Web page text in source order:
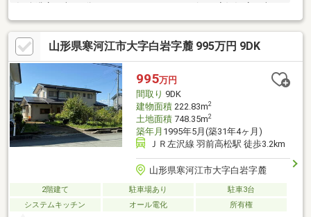
1分■チェリーランド 車で1分■クラッピンサガエ 車で1分
山形県寒河江市大字白岩字麓 995万円 9DK
995万円
間取り 9DK
建物面積222.83m2
土地面積748.35m2
築年月 1995年5月(築31年4ヶ月)
ＪＲ左沢線 羽前高松駅 徒歩3.2km
山形県寒河江市大字白岩字麓
2階建て 駐車場あり
駐車3台
システムキッチン
オール電化 所有権